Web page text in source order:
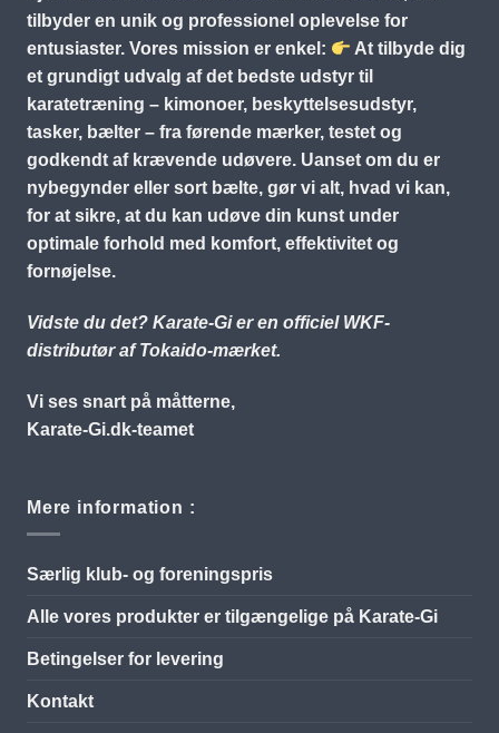
tilbyder en unik og professionel oplevelse for
entusiaster. Vores mission er enkel:
At tilbyde dig
et grundigt udvalg af det bedste udstyr til
karatetræning – kimonoer, beskyttelsesudstyr,
tasker, bælter – fra førende mærker, testet og
godkendt af krævende udøvere. Uanset om du er
nybegynder eller sort bælte, gør vi alt, hvad vi kan,
for at sikre, at du kan udøve din kunst under
optimale forhold med komfort, effektivitet og
fornøjelse.
Vidste du det? Karate-Gi er en officiel WKF-
distributør af Tokaido-mærket.
Vi ses snart på måtterne,
Karate-Gi.dk-teamet
Mere information :
Særlig klub- og foreningspris
Alle vores produkter er tilgængelige på Karate-Gi
Betingelser for levering
Kontakt